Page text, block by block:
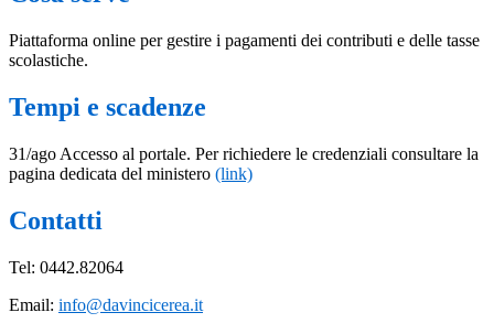
Piattaforma online per gestire i pagamenti dei contributi e delle tasse
scolastiche.
Tempi e scadenze
31/ago Accesso al portale. Per richiedere le credenziali consultare la
pagina dedicata del ministero (link)
Contatti
Tel: 0442.82064
Email: info@davincicerea.it